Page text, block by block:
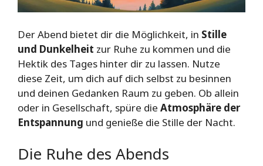
Der Abend bietet dir die Möglichkeit, in Stille
und Dunkelheit zur Ruhe zu kommen und die
Hektik des Tages hinter dir zu lassen. Nutze
diese Zeit, um dich auf dich selbst zu besinnen
und deinen Gedanken Raum zu geben. Ob allein
oder in Gesellschaft, spüre die Atmosphäre der
Entspannung und genieße die Stille der Nacht.
Die Ruhe des Abends